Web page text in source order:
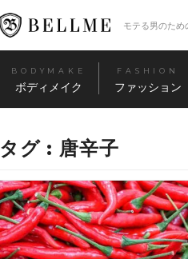
モテる男のため
BODYMAKE
ボディメイク
FASHION
ファッション
タグ : 唐辛子